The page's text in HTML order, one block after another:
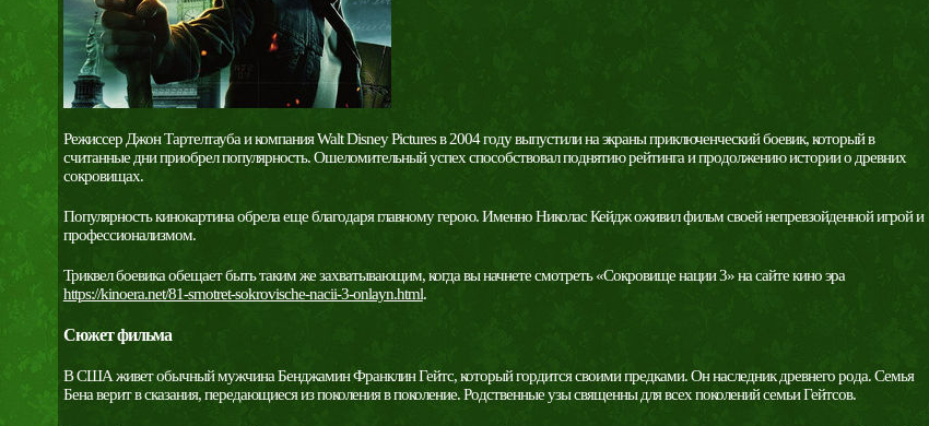
Режиссер Джон Тартелтауба и компания Walt Disney Pictures в 2004 году выпустили на экраны приключенческий боевик, который в
считанные дни приобрел популярность. Ошеломительный успех способствовал поднятию рейтинга и продолжению истории о древних
сокровищах.
Популярность кинокартина обрела еще благодаря главному герою. Именно Николас Кейдж оживил фильм своей непревзойденной игрой и
профессионализмом.
Триквел боевика обещает быть таким же захватывающим, когда вы начнете смотреть «Сокровище нации 3» на сайте кино эра
https://kinoera.net/81-smotret-sokrovische-nacii-3-onlayn.html.
Сюжет фильма
В США живет обычный мужчина Бенджамин Франклин Гейтс, который гордится своими предками. Он наследник древнего рода. Семья
Бена верит в сказания, передающиеся из поколения в поколение. Родственные узы священны для всех поколений семьи Гейтсов.